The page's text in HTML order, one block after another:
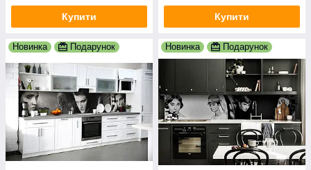
Купити Купити
Новинка Подарунок Новинка Подарунок